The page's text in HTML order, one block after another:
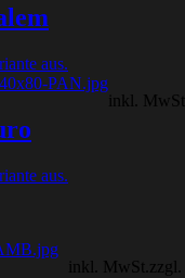
aus.
aus.
inkl. MwSt.
inkl. MwSt. zzgl.